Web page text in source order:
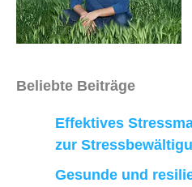
Beliebte Beiträge
Effektives
zur
Gesunde und